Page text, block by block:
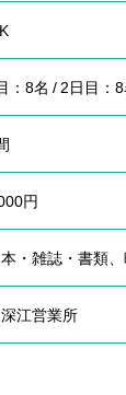
：8名 / 2日目：8
円
・雑誌・書類
江営業所